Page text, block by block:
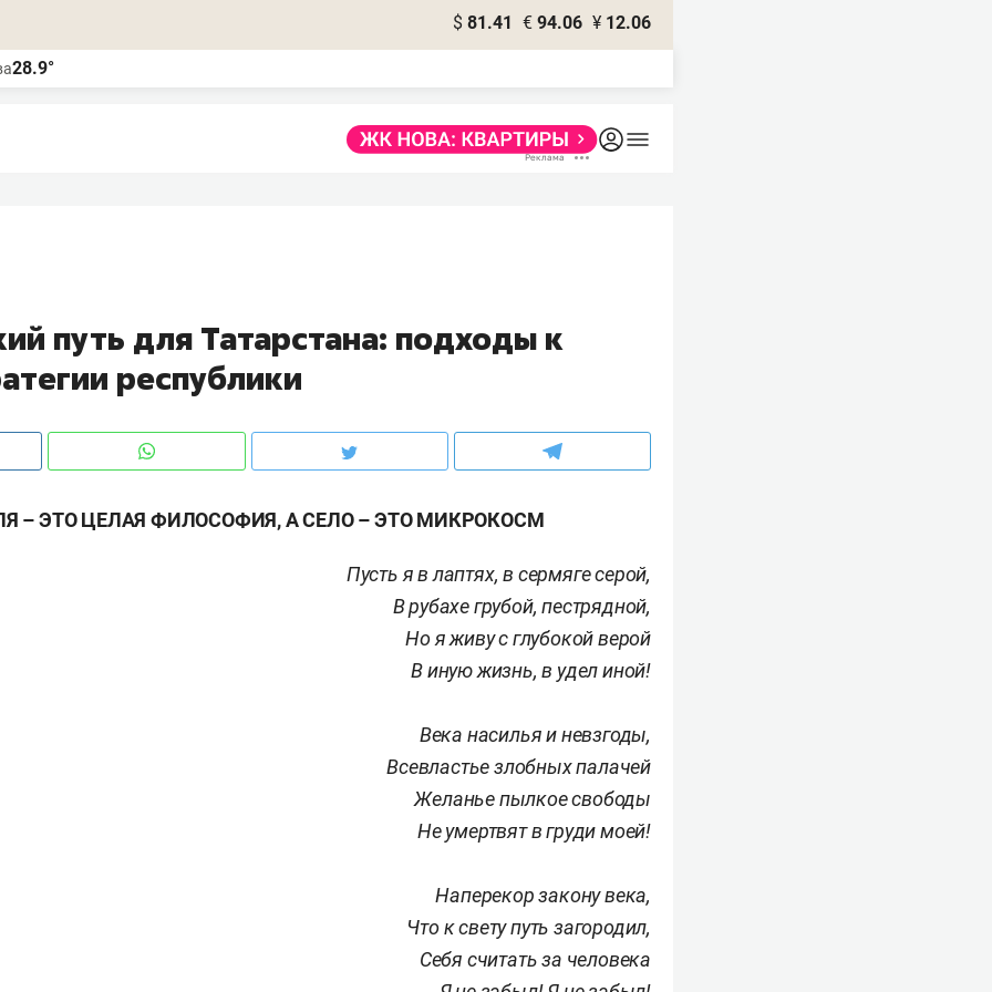
$ 81.41 € 94.06 ¥ 12.06
28.9°
путь для Татарстана: подходы к
республики
– ЭТО ЦЕЛАЯ ФИЛОСОФИЯ, А СЕЛО – ЭТО МИКРОКОСМ
Пусть я в лаптях, в сермяге серой,
В рубахе грубой, пестрядной,
Но я живу с глубокой верой
В иную жизнь, в удел иной!
Века насилья и невзгоды,
Всевластье злобных палачей
Желанье пылкое свободы
Не умертвят в груди моей!
Наперекор закону века,
Что к свету путь загородил,
Себя считать за человека